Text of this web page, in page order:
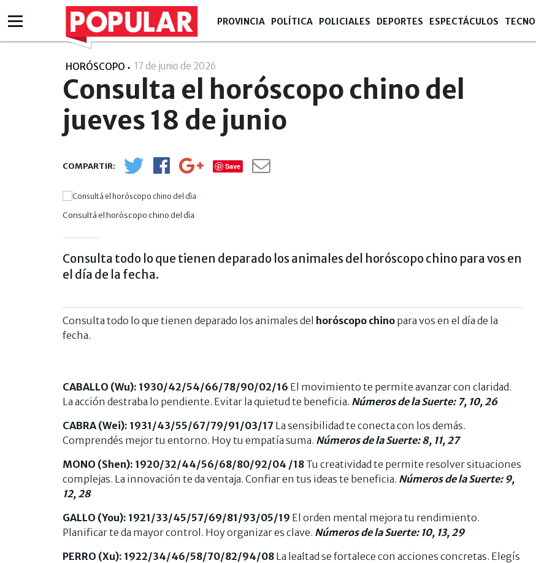
PROVINCIA POLÍTICA POLICIALES DEPORTES ESPECTÁCULOS TECNO
HORÓSCOPO 17 de junio de 2026
Consulta el horóscopo chino del
jueves 18 de junio
Save
Consultá el horóscopo chino del dìa
Consulta todo lo que tienen deparado los animales del horóscopo chino para vos en
el día de la fecha.
Consulta todo lo que tienen deparado los animales del horóscopo chino para vos en el día de la
fecha.
CABALLO (Wu): 1930/42/54/66/78/90/02/16 El movimiento te permite avanzar con claridad.
La acción destraba lo pendiente. Evitar la quietud te beneficia. Números de la Suerte: 7, 10, 26
CABRA (Wei): 1931/43/55/67/79/91/03/17 La sensibilidad te conecta con los demás.
Comprendés mejor tu entorno. Hoy tu empatía suma. Números de la Suerte: 8, 11, 27
MONO (Shen): 1920/32/44/56/68/80/92/04 /18 Tu creatividad te permite resolver situaciones
complejas. La innovación te da ventaja. Confiar en tus ideas te beneficia. Números de la Suerte: 9,
12, 28
GALLO (You): 1921/33/45/57/69/81/93/05/19 El orden mental mejora tu rendimiento.
Planificar te da mayor control. Hoy organizar es clave. Números de la Suerte: 10, 13, 29
PERRO (Xu): 1922/34/46/58/70/82/94/08 La lealtad se fortalece con acciones concretas. Elegís